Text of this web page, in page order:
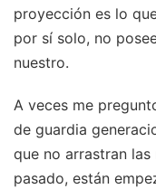
proyección es lo
por sí solo, no
nuestro.
A veces me
de guardia
que no arrastran
pasado, están